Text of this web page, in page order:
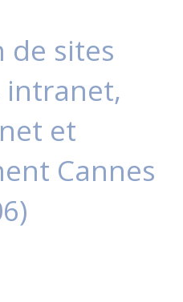
de sites
et
Cannes